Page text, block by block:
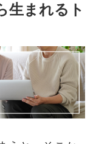
生まれるト